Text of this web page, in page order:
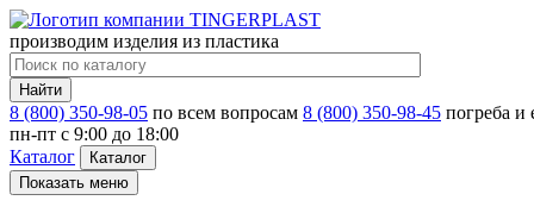
производим изделия из пластика
Найти
8 (800) 350-98-05 по всем вопросам 8 (800) 350-98-45 погреба и
пн-пт c 9:00 до 18:00
Каталог
Каталог
Показать меню